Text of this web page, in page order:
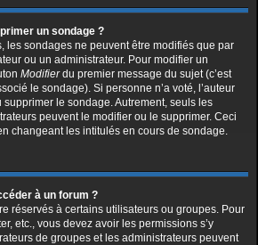
un sondage ?
les sondages ne peuvent être modifiés que par
ou un administrateur. Pour modifier un
Modifierdu premier message du sujet (c’est
le sondage). Si personne n’a voté, l’auteur
le sondage. Autrement, seuls les
peuvent le modifier ou le supprimer. Ceci
changeant les intitulés en cours de sondage.
à un forum ?
réservés à certains utilisateurs ou groupes. Pour
etc., vous devez avoir les permissions s’y
de groupes et les administrateurs peuvent